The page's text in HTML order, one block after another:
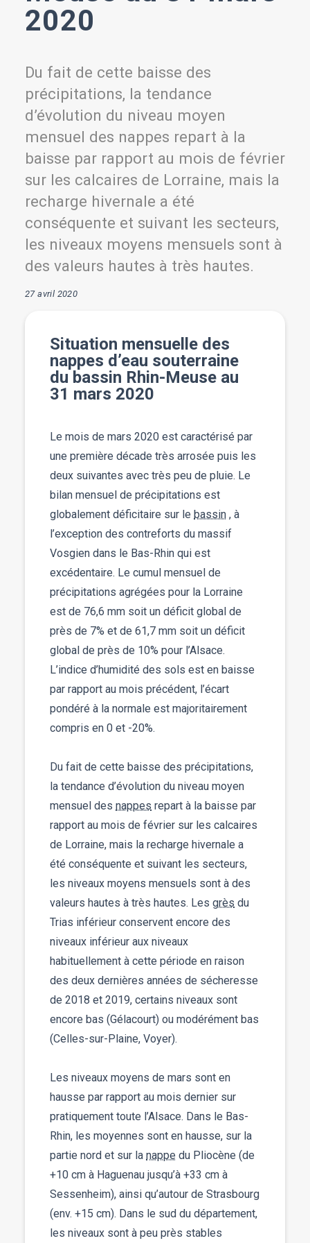
2020
Du fait de cette baisse des
précipitations, la tendance
d’évolution du niveau moyen
mensuel des nappes repart à la
baisse par rapport au mois de février
sur les calcaires de Lorraine, mais la
recharge hivernale a été
conséquente et suivant les secteurs,
les niveaux moyens mensuels sont à
des valeurs hautes à très hautes.
27 avril 2020
Situation mensuelle des
nappes d’eau souterraine
du bassin Rhin-Meuse au
31 mars 2020
Le mois de mars 2020 est caractérisé par
une première décade très arrosée puis les
deux suivantes avec très peu de pluie. Le
bilan mensuel de précipitations est
globalement déficitaire sur le bassin , à
l’exception des contreforts du massif
Vosgien dans le Bas-Rhin qui est
excédentaire. Le cumul mensuel de
précipitations agrégées pour la Lorraine
est de 76,6 mm soit un déficit global de
près de 7% et de 61,7 mm soit un déficit
global de près de 10% pour l’Alsace.
L’indice d’humidité des sols est en baisse
par rapport au mois précédent, l’écart
pondéré à la normale est majoritairement
compris en 0 et -20%.
Du fait de cette baisse des précipitations,
la tendance d’évolution du niveau moyen
mensuel des nappes repart à la baisse par
rapport au mois de février sur les calcaires
de Lorraine, mais la recharge hivernale a
été conséquente et suivant les secteurs,
les niveaux moyens mensuels sont à des
valeurs hautes à très hautes. Les grès du
Trias inférieur conservent encore des
niveaux inférieur aux niveaux
habituellement à cette période en raison
des deux dernières années de sécheresse
de 2018 et 2019, certains niveaux sont
encore bas (Gélacourt) ou modérément bas
(Celles-sur-Plaine, Voyer).
Les niveaux moyens de mars sont en
hausse par rapport au mois dernier sur
pratiquement toute l’Alsace. Dans le Bas-
Rhin, les moyennes sont en hausse, sur la
partie nord et sur la nappe du Pliocène (de
+10 cm à Haguenau jusqu’à +33 cm à
Sessenheim), ainsi qu’autour de Strasbourg
(env. +15 cm). Dans le sud du département,
les niveaux sont à peu près stables